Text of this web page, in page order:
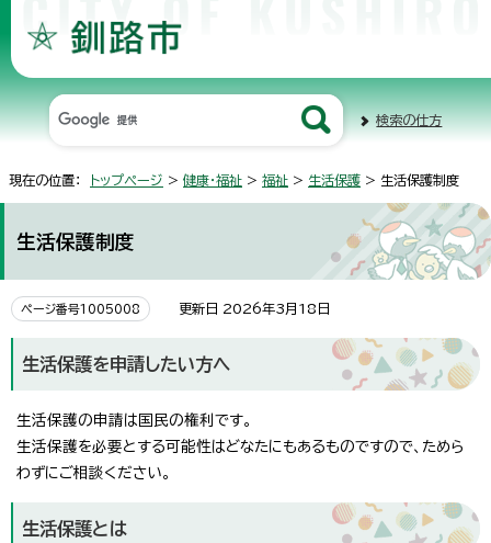
検索の仕方
現在の位置： トップページ > 健康・福祉 > 福祉 > 生活保護 > 生活保護制度
生活保護制度
ページ番号1005008 更新日 2026年3月18日
生活保護を申請したい方へ
生活保護の申請は国民の権利です。
生活保護を必要とする可能性はどなたにもあるものですので、ためら
わずにご相談ください。
生活保護とは